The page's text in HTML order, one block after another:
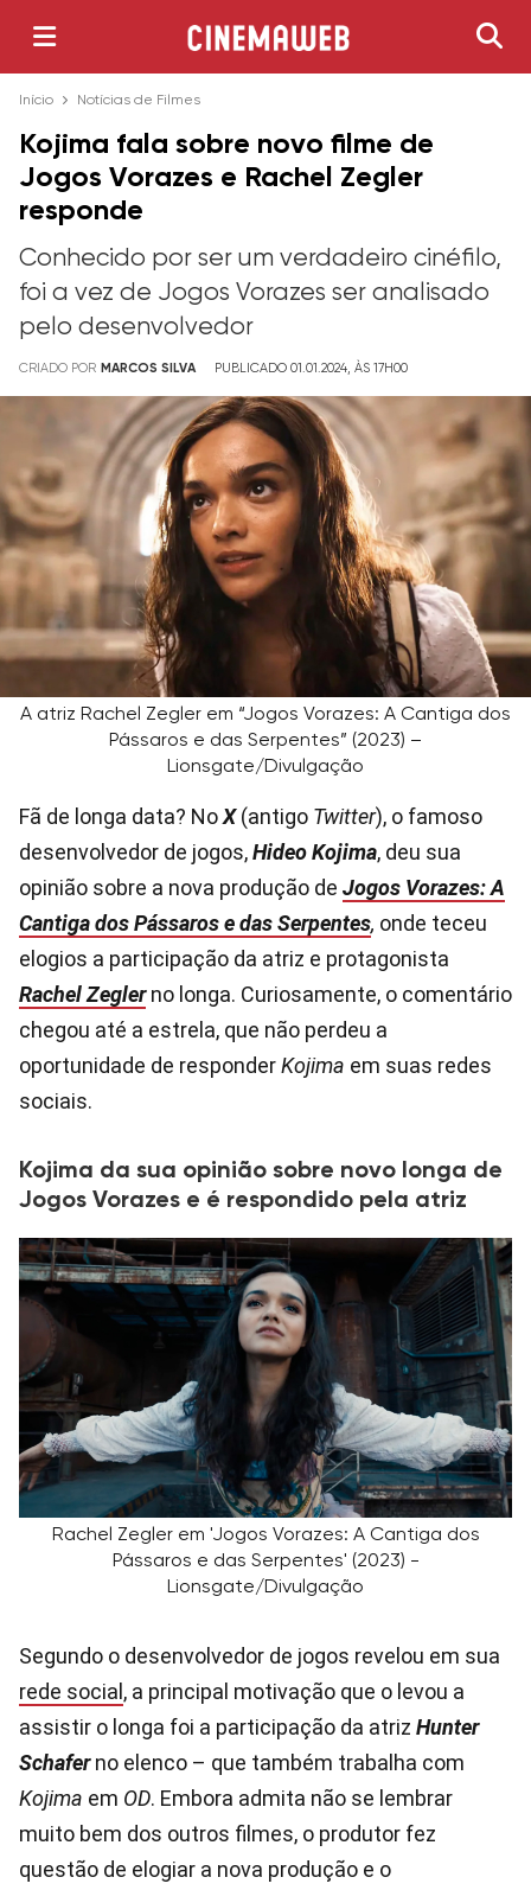
Início Notícias de Filmes
Kojima fala sobre novo filme de
Jogos Vorazes e Rachel Zegler
responde
Conhecido por ser um verdadeiro cinéfilo,
foi a vez de Jogos Vorazes ser analisado
pelo desenvolvedor
CRIADO POR MARCOS SILVA PUBLICADO 01.01.2024, ÀS 17H00
A atriz Rachel Zegler em “Jogos Vorazes: A Cantiga dos
Pássaros e das Serpentes” (2023) –
Lionsgate/Divulgação
Fã de longa data? NoX(antigo Twitter), o famoso
desenvolvedor de jogos,Hideo Kojima, deu sua
opinião sobre a nova produção de Jogos Vorazes: A
Cantiga dos Pássaros e das Serpentes, onde teceu
elogios a participação da atriz e protagonista
Rachel Zeglerno longa. Curiosamente, o comentário
chegou até a estrela, que não perdeu a
oportunidade de responderKojima em suas redes
sociais.
Kojima da sua opinião sobre novo longa de
Jogos Vorazes e é respondido pela atriz
Rachel Zegler em 'Jogos Vorazes: A Cantiga dos
Pássaros e das Serpentes' (2023) -
Lionsgate/Divulgação
Segundo o desenvolvedor de jogos revelou em sua
rede social , a principal motivação que o levou a
assistir o longa foi a participação da atriz Hunter
Schaferno elenco – que também trabalha com
Kojima em OD. Embora admita não se lembrar
muito bem dos outros filmes, o produtor fez
questão de elogiar a nova produção e o